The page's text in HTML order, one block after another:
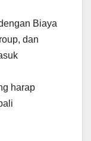
Biaya
dan
harap